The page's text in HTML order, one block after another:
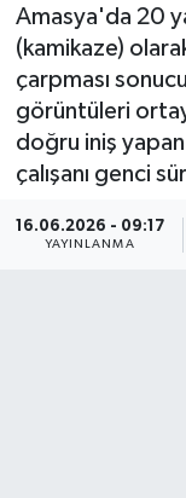
Amasya'da 20
(kamikaze)
çarpması
görüntüleri
doğru iniş
çalışanı genci
16.06.2026 - 09:17
YAYINLANMA
Haber Arşivi